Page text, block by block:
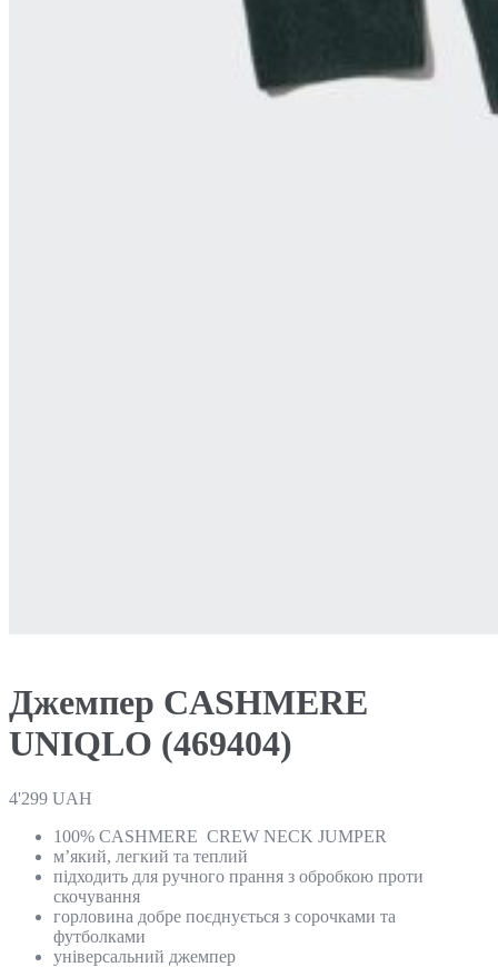
Джемпер CASHMERE
UNIQLO (469404)
4'299 UAH
100% CASHMERE CREW NECK JUMPER
м’який, легкий та теплий
підходить для ручного прання з обробкою проти
скочування
горловина добре поєднується з сорочками та
футболками
універсальний джемпер